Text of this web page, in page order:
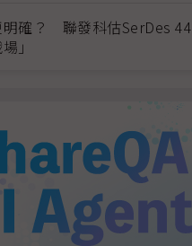
明確？ 聯發科估SerDes
」